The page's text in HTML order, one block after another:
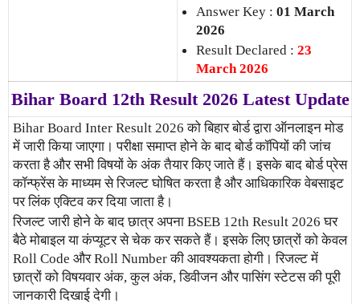
Answer Key : 01 March
2026
Result Declared : 23
March 2026
Bihar Board 12th Result 2026 Latest Update
Bihar Board Inter Result 2026 को बिहार बोर्ड द्वारा ऑनलाइन मोड
में जारी किया जाएगा। परीक्षा समाप्त होने के बाद बोर्ड कॉपियों की जांच
करता है और सभी विषयों के अंक तैयार किए जाते हैं। इसके बाद बोर्ड प्रेस
कॉन्फ्रेंस के माध्यम से रिजल्ट घोषित करता है और आधिकारिक वेबसाइट
पर लिंक एक्टिव कर दिया जाता है।
रिजल्ट जारी होने के बाद छात्र अपना BSEB 12th Result 2026 घर
बैठे मोबाइल या कंप्यूटर से चेक कर सकते हैं। इसके लिए छात्रों को केवल
Roll Code और Roll Number की आवश्यकता होगी। रिजल्ट में
छात्रों को विषयवार अंक, कुल अंक, डिवीजन और पासिंग स्टेटस की पूरी
जानकारी दिखाई देगी।